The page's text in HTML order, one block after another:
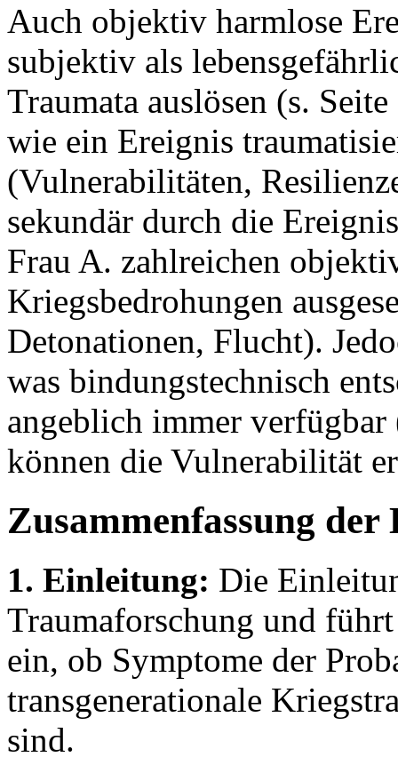
Auch objektiv harmlose
subjektiv als
Traumata auslösen (s.
wie ein Ereignis
(Vulnerabilitäten,
sekundär durch die
Frau A. zahlreichen
Kriegsbedrohungen
Detonationen, Flucht).
was bindungstechnisch
angeblich immer
können die Vulnerabilität
Zusammenfassung der
1. Einleitung: Die
Traumaforschung und
ein, ob Symptome der
transgenerationale
sind.